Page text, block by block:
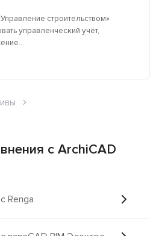
строительством»
управленческий учёт,
с ArchiCAD
Renga